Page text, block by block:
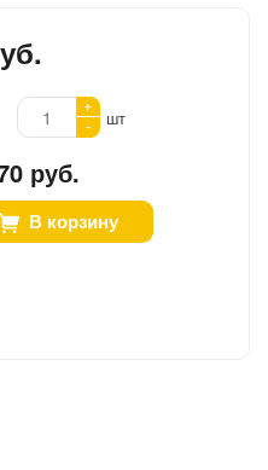
+
-
шт
руб.
В корзину